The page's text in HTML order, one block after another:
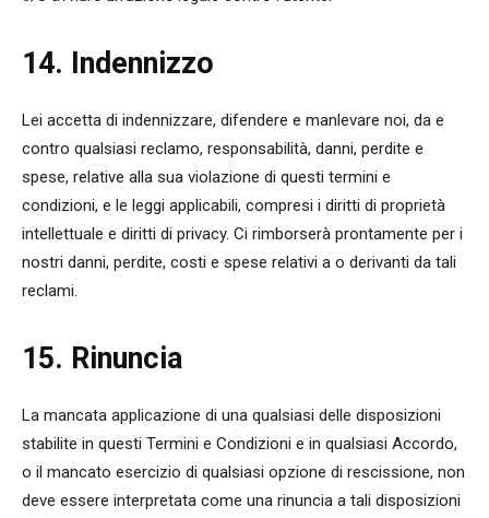
14. Indennizzo
Lei accetta di indennizzare, difendere e manlevare noi, da e
contro qualsiasi reclamo, responsabilità, danni, perdite e
spese, relative alla sua violazione di questi termini e
condizioni, e le leggi applicabili, compresi i diritti di proprietà
intellettuale e diritti di privacy. Ci rimborserà prontamente per i
nostri danni, perdite, costi e spese relativi a o derivanti da tali
reclami.
15. Rinuncia
La mancata applicazione di una qualsiasi delle disposizioni
stabilite in questi Termini e Condizioni e in qualsiasi Accordo,
o il mancato esercizio di qualsiasi opzione di rescissione, non
deve essere interpretata come una rinuncia a tali disposizioni